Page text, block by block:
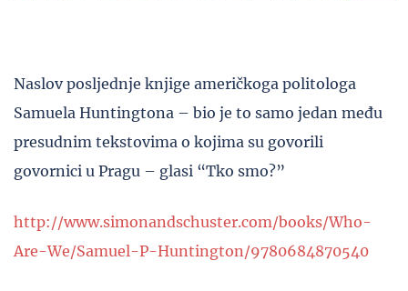
Naslov posljednje knjige američkoga politologa
Samuela Huntingtona – bio je to samo jedan među
presudnim tekstovima o kojima su govorili
govornici u Pragu – glasi “Tko smo?”
http://www.simonandschuster.com/books/Who-
Are-We/Samuel-P-Huntington/9780684870540